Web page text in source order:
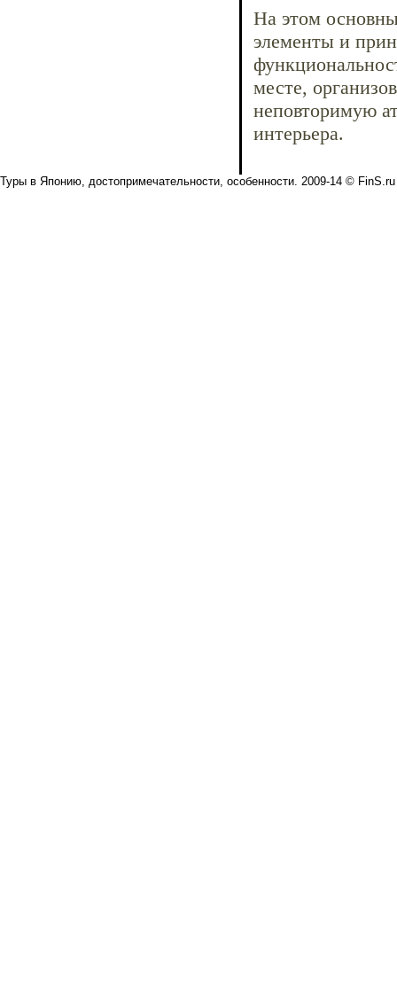
На этом
элементы и
месте,
неповторимую
интерьера.
Туры в Японию, достопримечательности, особенности. 2009-14 © FinS.ru